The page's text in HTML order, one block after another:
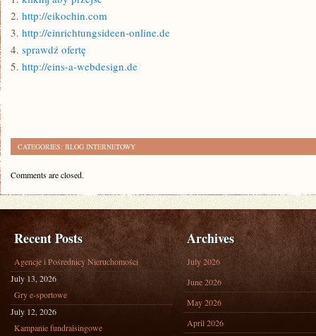
2. http://eikochin.com
3. http://einrichtungsideen-online.de
4. sprawdź ofertę
5. http://eins-a-webdesign.de
CATEGORIES: BLOG INTERNETOWY
Comments are closed.
Recent Posts
Agencje i Pośrednicy Nieruchomości
July 13, 2026
Gry e-sportowe
July 12, 2026
Kampanie fundraisingowe
Archives
July 2026
June 2026
May 2026
April 2026